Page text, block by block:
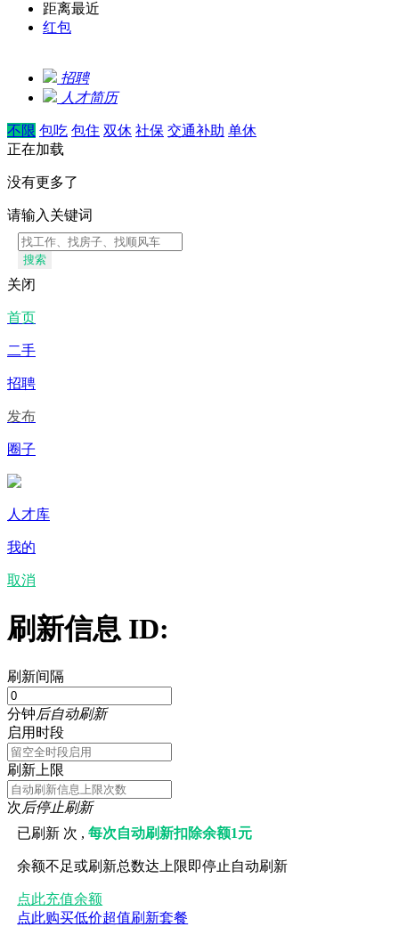
距离最近
红包
招聘
人才简历
不限 包吃 包住 双休 社保 交通补助 单休
正在加载
没有更多了
请输入关键词
搜索
关闭
首页
二手
招聘
发布
圈子
人才库
我的
取消
刷新信息 ID:
刷新间隔
分钟后自动刷新
启用时段
刷新上限
次后停止刷新
已刷新 次 ,每次自动刷新扣除余额1元
余额不足或刷新总数达上限即停止自动刷新
点此充值余额
点此购买低价超值刷新套餐